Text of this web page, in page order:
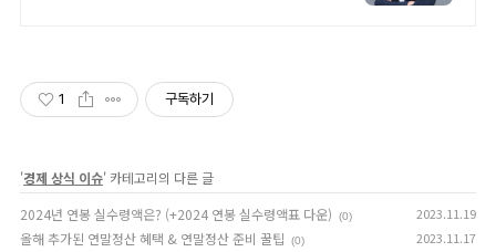
1 구독하기
'경제 상식 이슈' 카테고리의 다른 글
2024년 연봉 실수령액은? (+2024 연봉 실수령액표 다운)
(0) 2023.11.19
올해 추가된 연말정산 혜택 & 연말정산 준비 꿀팁 (0) 2023.11.17